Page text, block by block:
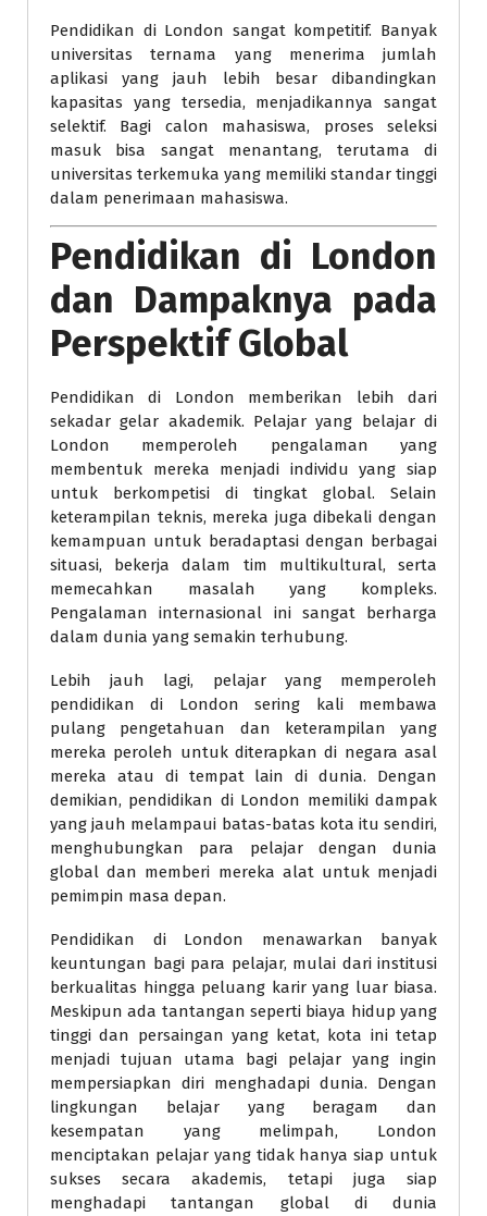
Pendidikan di London sangat kompetitif. Banyak
universitas ternama yang menerima jumlah
aplikasi yang jauh lebih besar dibandingkan
kapasitas yang tersedia, menjadikannya sangat
selektif. Bagi calon mahasiswa, proses seleksi
masuk bisa sangat menantang, terutama di
universitas terkemuka yang memiliki standar tinggi
dalam penerimaan mahasiswa.
Pendidikan di London
dan Dampaknya pada
Perspektif Global
Pendidikan di London memberikan lebih dari
sekadar gelar akademik. Pelajar yang belajar di
London memperoleh pengalaman yang
membentuk mereka menjadi individu yang siap
untuk berkompetisi di tingkat global. Selain
keterampilan teknis, mereka juga dibekali dengan
kemampuan untuk beradaptasi dengan berbagai
situasi, bekerja dalam tim multikultural, serta
memecahkan masalah yang kompleks.
Pengalaman internasional ini sangat berharga
dalam dunia yang semakin terhubung.
Lebih jauh lagi, pelajar yang memperoleh
pendidikan di London sering kali membawa
pulang pengetahuan dan keterampilan yang
mereka peroleh untuk diterapkan di negara asal
mereka atau di tempat lain di dunia. Dengan
demikian, pendidikan di London memiliki dampak
yang jauh melampaui batas-batas kota itu sendiri,
menghubungkan para pelajar dengan dunia
global dan memberi mereka alat untuk menjadi
pemimpin masa depan.
Pendidikan di London menawarkan banyak
keuntungan bagi para pelajar, mulai dari institusi
berkualitas hingga peluang karir yang luar biasa.
Meskipun ada tantangan seperti biaya hidup yang
tinggi dan persaingan yang ketat, kota ini tetap
menjadi tujuan utama bagi pelajar yang ingin
mempersiapkan diri menghadapi dunia. Dengan
lingkungan belajar yang beragam dan
kesempatan yang melimpah, London
menciptakan pelajar yang tidak hanya siap untuk
sukses secara akademis, tetapi juga siap
menghadapi tantangan global di dunia